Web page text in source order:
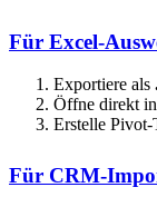
Für Excel-
Exportiere als
Öffne direkt
Erstelle Pivot-
Für CRM-